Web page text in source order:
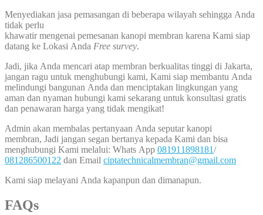
Menyediakan jasa pemasangan di beberapa wilayah sehingga Anda
tidak perlu
khawatir mengenai pemesanan kanopi membran karena Kami siap
datang ke Lokasi Anda Free survey.
Jadi, jika Anda mencari atap membran berkualitas tinggi di Jakarta,
jangan ragu untuk menghubungi kami, Kami siap membantu Anda
melindungi bangunan Anda dan menciptakan lingkungan yang
aman dan nyaman hubungi kami sekarang untuk konsultasi gratis
dan penawaran harga yang tidak mengikat!
Admin akan membalas pertanyaan Anda seputar kanopi
membran, Jadi jangan segan bertanya kepada Kami dan bisa
menghubungi Kami melalui: Whats App 081911898181/
081286500122 dan Email ciptatechnicalmembran@gmail.com
Kami siap melayani Anda kapanpun dan dimanapun.
FAQs